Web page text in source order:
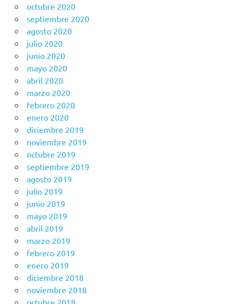
octubre 2020
septiembre 2020
agosto 2020
julio 2020
junio 2020
mayo 2020
abril 2020
marzo 2020
febrero 2020
enero 2020
diciembre 2019
noviembre 2019
octubre 2019
septiembre 2019
agosto 2019
julio 2019
junio 2019
mayo 2019
abril 2019
marzo 2019
febrero 2019
enero 2019
diciembre 2018
noviembre 2018